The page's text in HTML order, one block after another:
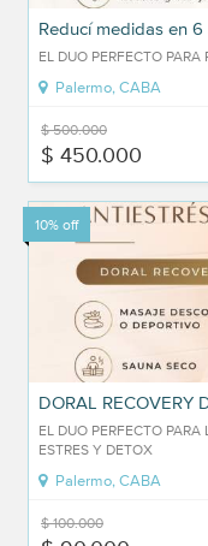
Reducí medidas en
EL DUO PERFECTO
Palermo, CABA
$ 500.000
$ 450.000
10% off
DORAL RECOVERY
EL DUO PERFECTO
ESTRES Y DETOX
Palermo, CABA
$ 100.000